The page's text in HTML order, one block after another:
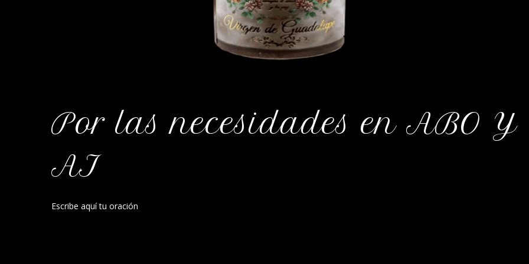
Por las necesidades en ABO Y
AI
Escribe aquí tu oración